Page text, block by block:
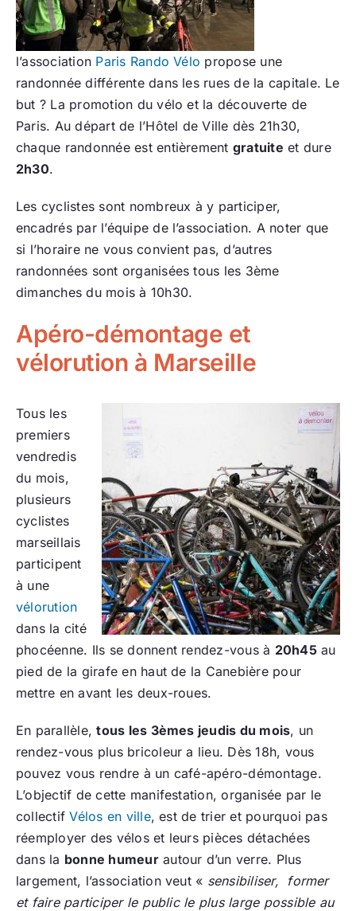
l’association Paris Rando Vélo propose une
randonnée différente dans les rues de la capitale. Le
but ? La promotion du vélo et la découverte de
Paris. Au départ de l’Hôtel de Ville dès 21h30,
chaque randonnée est entièrement gratuite et dure
2h30.
Les cyclistes sont nombreux à y participer,
encadrés par l’équipe de l’association. A noter que
si l’horaire ne vous convient pas, d’autres
randonnées sont organisées tous les 3ème
dimanches du mois à 10h30.
Apéro-démontage et
vélorution à Marseille
Tous les
premiers
vendredis
du mois,
plusieurs
cyclistes
marseillais
participent
à une
vélorution
dans la cité
phocéenne. Ils se donnent rendez-vous à 20h45au
pied de la girafe en haut de la Canebière pour
mettre en avant les deux-roues.
En parallèle,tous les 3èmes jeudis du mois, un
rendez-vous plus bricoleur a lieu. Dès 18h, vous
pouvez vous rendre à un café-apéro-démontage.
L’objectif de cette manifestation, organisée par le
collectifVélos en ville, est de trier et pourquoi pas
réemployer des vélos et leurs pièces détachées
dans la bonne humeurautour d’un verre. Plus
largement, l’association veut « sensibiliser, former
et faire participer le public le plus large possible au